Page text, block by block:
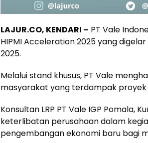
LAJUR.CO, KENDARI – PT Vale
HIPMI Acceleration 2025 yang
2025.
Melalui stand khusus, PT Vale
masyarakat yang terdampak proyek
Konsultan LRP PT Vale IGP Pomala,
keterlibatan perusahaan dalam
pengembangan ekonomi baru bagi